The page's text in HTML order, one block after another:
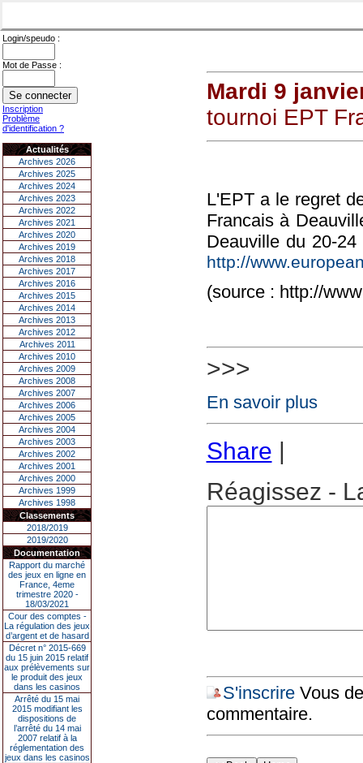
Login/speudo :
Mot de Passe :
Inscription
Problème
d'identification ?
Actualités
Archives 2026
Archives 2025
Archives 2024
Archives 2023
Archives 2022
Archives 2021
Archives 2020
Archives 2019
Archives 2018
Archives 2017
Archives 2016
Archives 2015
Archives 2014
Archives 2013
Archives 2012
Archives 2011
Archives 2010
Archives 2009
Archives 2008
Archives 2007
Archives 2006
Archives 2005
Archives 2004
Archives 2003
Archives 2002
Archives 2001
Archives 2000
Archives 1999
Archives 1998
Classements
2018/2019
2019/2020
Documentation
Rapport du marché
des jeux en ligne en
France, 4eme
trimestre 2020 -
18/03/2021
Cour des comptes -
La régulation des jeux
d’argent et de hasard
Décret n° 2015-669
du 15 juin 2015 relatif
aux prélèvements sur
le produit des jeux
dans les casinos
Arrêté du 15 mai
2015 modifiant les
dispositions de
l’arrêté du 14 mai
2007 relatif à la
réglementation des
jeux dans les casinos
Mardi 9
tournoi EPT
L'EPT a le regret
Francais à
Deauville du 20-
http://
(source : http://
>>>
En savoir plus
Share |
Réagissez -
S'inscrireVous
commentaire.